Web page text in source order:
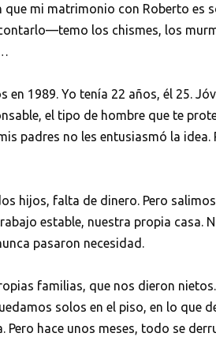
que mi matrimonio con Roberto es
los chismes, los
1989. Yo tenía 22 años, él 25.
el tipo de hombre que te
padres no les entusiasmó la idea.
hijos, falta de dinero. Pero salimos
estable, nuestra propia casa.
pasaron necesidad.
familias, que nos dieron
solos en el piso, en lo que
hace unos meses, todo se